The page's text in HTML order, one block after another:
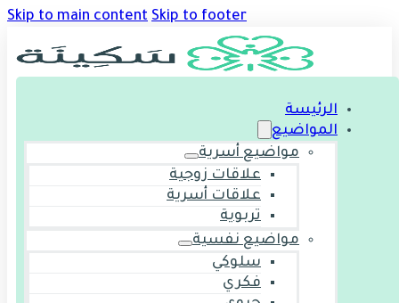
Skip to main content Skip to footer
الرئيسة
المواضيع
مواضيع أسرية
علاقات زوجية
علاقات أسرية
تربوية
مواضيع نفسية
سلوكي
فكري